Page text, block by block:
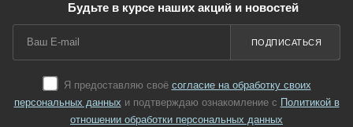
Будьте в курсе наших акций и новостей
Я предоставляю своё согласие на обработку своих
персональных данных и подтверждаю ознакомление с Политикой в
отношении обработки персональных данных
ПОДПИСАТЬСЯ